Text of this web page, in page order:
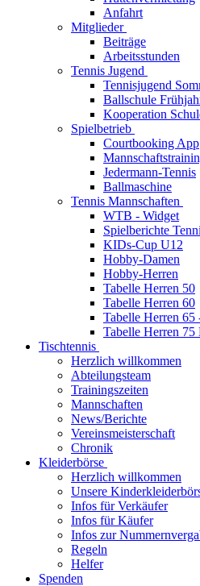
Anfahrt
Mitglieder
Beiträge
Arbeitsstunden
Tennis Jugend
Tennisjugend
Ballschule
Kooperation
Spielbetrieb
Courtbooking App
Jedermann-Tennis
Ballmaschine
Tennis Mannschaften
WTB - Widget
Spielberichte
KIDs-Cup U12
Hobby-Damen
Hobby-Herren
Tabelle Herren 50
Tabelle Herren 60
Tabelle Herren 65
Tabelle Herren 75
Tischtennis
Herzlich willkommen
Abteilungsteam
Trainingszeiten
Mannschaften
News/Berichte
Vereinsmeisterschaft
Chronik
Kleiderbörse
Herzlich willkommen
Unsere
Infos für Verkäufer
Infos für Käufer
Infos zur
Regeln
Helfer
Spenden